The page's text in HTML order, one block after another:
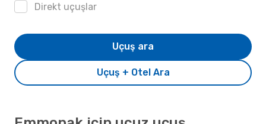
Direkt uçuşlar
Uçuş + Otel Ara
Uçuş ara